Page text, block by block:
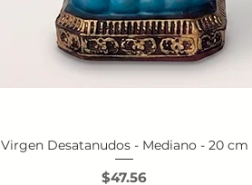
Vista rápida
Virgen Desatanudos - Mediano - 20 cm
Precio
$47.56